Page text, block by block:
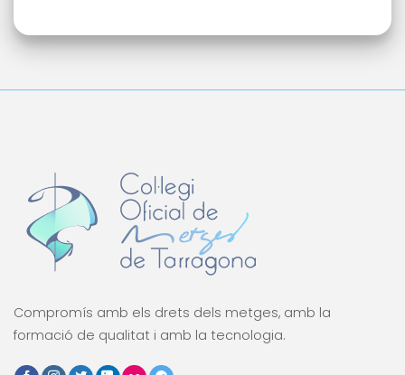
Compromís amb els drets dels metges, amb la
formació de qualitat i amb la tecnologia.